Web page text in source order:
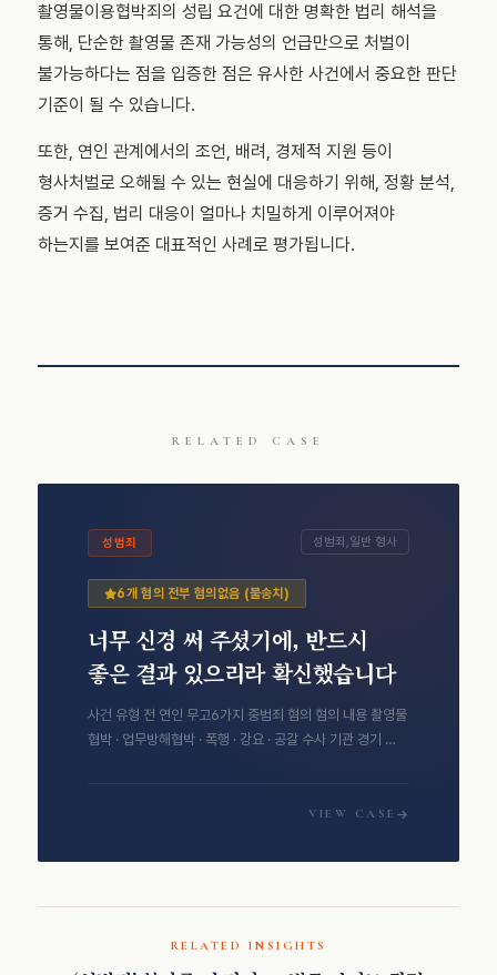
촬영물이용협박죄의 성립 요건에 대한 명확한 법리 해석을
통해, 단순한 촬영물 존재 가능성의 언급만으로 처벌이
불가능하다는 점을 입증한 점은 유사한 사건에서 중요한 판단
기준이 될 수 있습니다.
또한, 연인 관계에서의 조언, 배려, 경제적 지원 등이
형사처벌로 오해될 수 있는 현실에 대응하기 위해, 정황 분석,
증거 수집, 법리 대응이 얼마나 치밀하게 이루어져야
하는지를 보여준 대표적인 사례로 평가됩니다.
RELATED CASE
성범죄 성범죄,일반 형사
6개 혐의 전부 혐의없음 (불송치)
너무 신경 써 주셨기에, 반드시
좋은 결과 있으리라 확신했습니다
사건 유형 전 연인 무고6가지 중범죄 혐의 혐의 내용 촬영물
협박 · 업무방해협박 · 폭행 · 강요 · 공갈 수사 기관 경기 …
VIEW CASE
RELATED INSIGHTS